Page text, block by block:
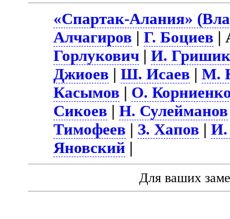
«Спартак-Алания»
Алчагиров |Г. Боциев |
Горлукович |И.
Джиоев |Ш. Исаев |М.
Касымов | О.
Сикоев |Н. Сулейманов
Тимофеев | З. Хапов |И.
Яновский |
Для ваших